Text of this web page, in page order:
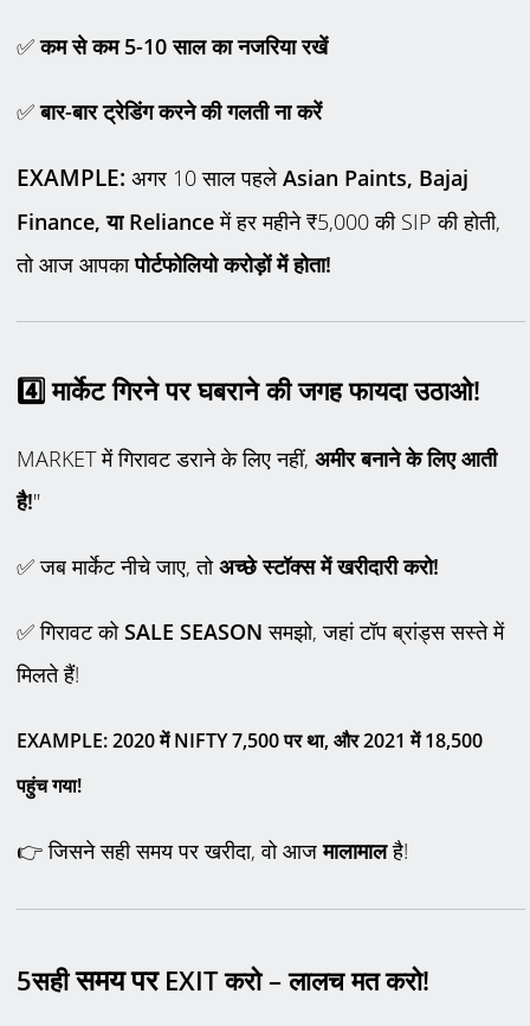
✅कम से कम5-10साल का नजरिया रखें
✅बार-बार ट्रेडिंग करने की गलती ना करें
EXAMPLE: अगर 10 साल पहलेAsian Paints, Bajaj
Finance,या Relianceमें हर महीने ₹5,000 की SIP की होती,
तो आज आपकापोर्टफोलियो करोड़ों में होता!
4️ मार्केट गिरने पर घबराने की जगह फायदा उठाओ!
MARKET में गिरावट डराने के लिए नहीं,अमीर बनाने के लिए आती
है!"
✅ जब मार्केट नीचे जाए, तोअच्छे स्टॉक्स में खरीदारी करो!
✅ गिरावट कोSALE SEASON समझो, जहां टॉप ब्रांड्स सस्ते में
मिलते हैं!
EXAMPLE:2020मेंNIFTY 7,500पर था,और2021में18,500
पहुंच गया!
👉 जिसने सही समय पर खरीदा, वो आजमालामालहै!
5️सहीसमय पर EXITकरो – लालच मत करो!